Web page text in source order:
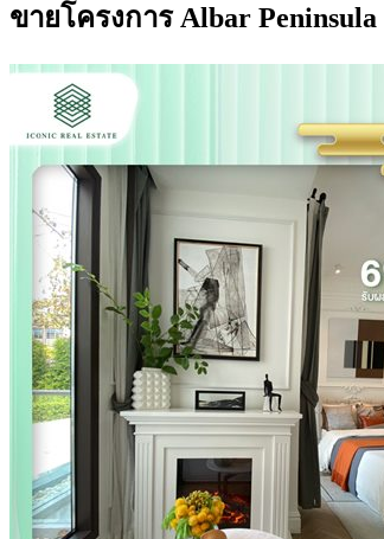
ขายโครงการ Albar